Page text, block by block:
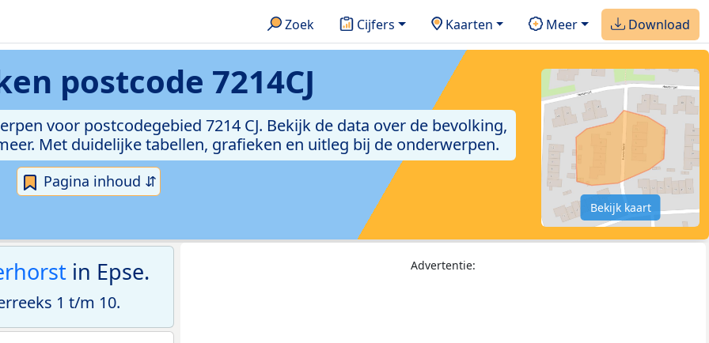
Zoek Cijfers Kaarten Meer Download
postcode 7214CJ
voor postcodegebied 7214 CJ. Bekijk de data over de bevolking,
Met duidelijke tabellen, grafieken en uitleg bij de onderwerpen.
Pagina inhoud ⇵
Bekijk kaart
in Epse.
1 t/m 10.
Advertentie: